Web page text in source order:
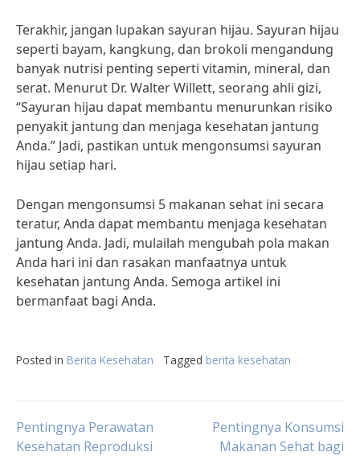
Terakhir, jangan lupakan sayuran hijau. Sayuran hijau
seperti bayam, kangkung, dan brokoli mengandung
banyak nutrisi penting seperti vitamin, mineral, dan
serat. Menurut Dr. Walter Willett, seorang ahli gizi,
“Sayuran hijau dapat membantu menurunkan risiko
penyakit jantung dan menjaga kesehatan jantung
Anda.” Jadi, pastikan untuk mengonsumsi sayuran
hijau setiap hari.
Dengan mengonsumsi 5 makanan sehat ini secara
teratur, Anda dapat membantu menjaga kesehatan
jantung Anda. Jadi, mulailah mengubah pola makan
Anda hari ini dan rasakan manfaatnya untuk
kesehatan jantung Anda. Semoga artikel ini
bermanfaat bagi Anda.
Posted in Berita Kesehatan Tagged berita kesehatan
Post
Pentingnya Perawatan
Kesehatan Reproduksi
Pentingnya Konsumsi
Makanan Sehat bagi